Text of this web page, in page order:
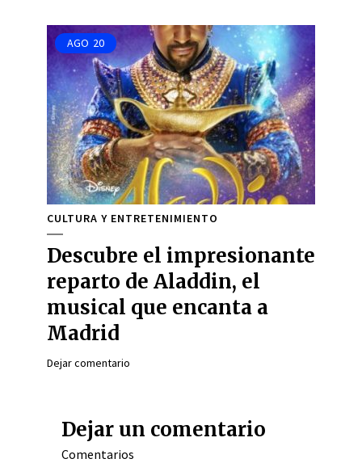
AGO 20
CULTURA Y ENTRETENIMIENTO
Descubre el impresionante
reparto de Aladdin, el
musical que encanta a
Madrid
Dejar comentario
Dejar un comentario
Comentarios